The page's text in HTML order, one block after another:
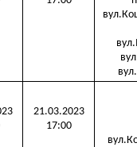
21.03.2023
17:00